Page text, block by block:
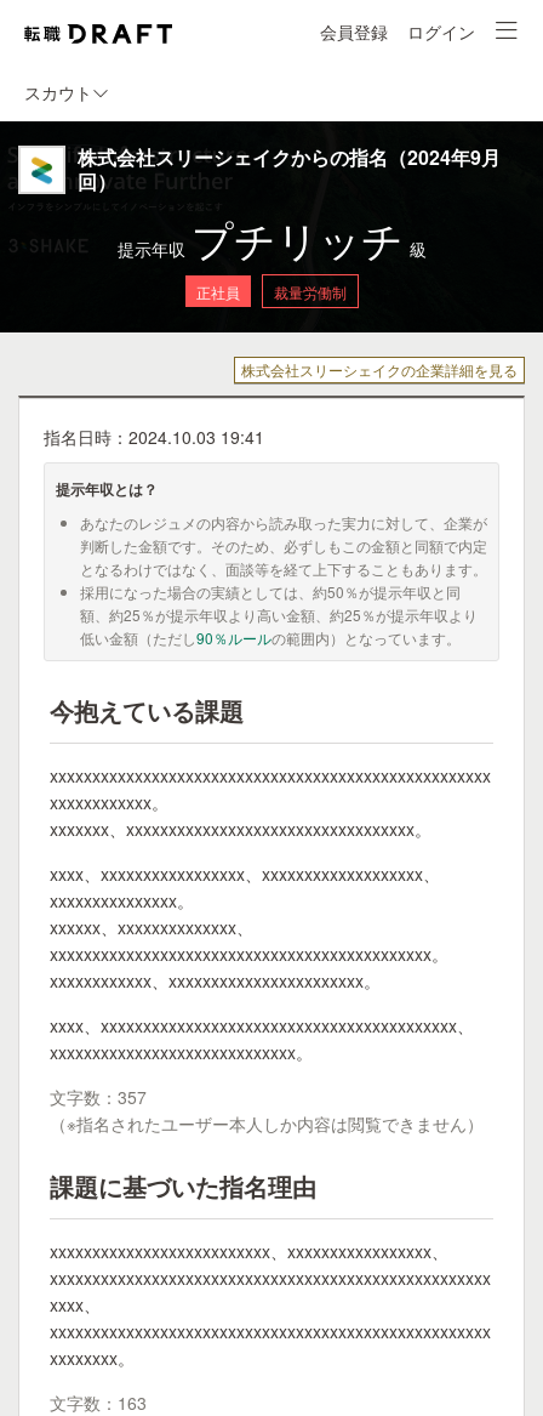
会員登録 ログイン
スカウト
株式会社スリーシェイクからの指名（2024年9月
回）
提示年収 プチリッチ 級
正社員 裁量労働制
株式会社スリーシェイクの企業詳細を見る
指名日時：2024.10.03 19:41
提示年収とは？
あなたのレジュメの内容から読み取った実力に対して、企業が
判断した金額です。そのため、必ずしもこの金額と同額で内定
となるわけではなく、面談等を経て上下することもあります。
採用になった場合の実績としては、約50％が提示年収と同
額、約25％が提示年収より高い金額、約25％が提示年収より
低い金額（ただし90％ルールの範囲内）となっています。
今抱えている課題
xxxxxxxxxxxxxxxxxxxxxxxxxxxxxxxxxxxxxxxxxxxxxxxxxxxx
xxxxxxxxxxxx。
xxxxxxx、xxxxxxxxxxxxxxxxxxxxxxxxxxxxxxxxxx。
xxxx、xxxxxxxxxxxxxxxxx、xxxxxxxxxxxxxxxxxxx、
xxxxxxxxxxxxxxx。
xxxxxx、xxxxxxxxxxxxxx、
xxxxxxxxxxxxxxxxxxxxxxxxxxxxxxxxxxxxxxxxxxxxx。
xxxxxxxxxxxx、xxxxxxxxxxxxxxxxxxxxxxx。
xxxx、xxxxxxxxxxxxxxxxxxxxxxxxxxxxxxxxxxxxxxxxxx、
xxxxxxxxxxxxxxxxxxxxxxxxxxxxx。
文字数：357
（※指名されたユーザー本人しか内容は閲覧できません）
課題に基づいた指名理由
xxxxxxxxxxxxxxxxxxxxxxxxxx、xxxxxxxxxxxxxxxxx、
xxxxxxxxxxxxxxxxxxxxxxxxxxxxxxxxxxxxxxxxxxxxxxxxxxxx
xxxx、
xxxxxxxxxxxxxxxxxxxxxxxxxxxxxxxxxxxxxxxxxxxxxxxxxxxx
xxxxxxxx。
文字数：163